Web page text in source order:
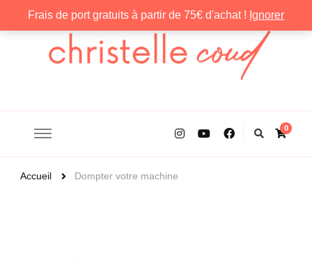
Frais de port gratuits à partir de 75€ d'achat ! Ignorer
0
Accueil Dompter votre machine